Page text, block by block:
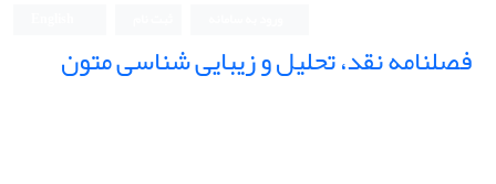
فصلنامه نقد، تحلیل و زیبایی شناسی متون